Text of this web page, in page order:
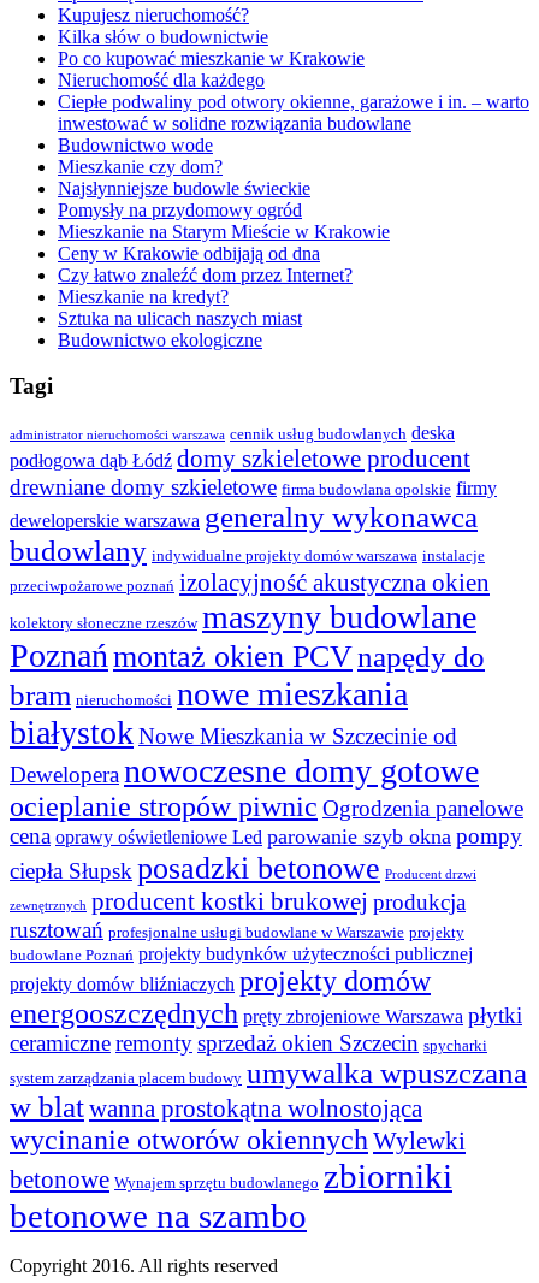
Kupujesz nieruchomość?
Kilka słów o budownictwie
Po co kupować mieszkanie w Krakowie
Nieruchomość dla każdego
Ciepłe podwaliny pod otwory okienne, garażowe i in. – warto
inwestować w solidne rozwiązania budowlane
Budownictwo wode
Mieszkanie czy dom?
Najsłynniejsze budowle świeckie
Pomysły na przydomowy ogród
Mieszkanie na Starym Mieście w Krakowie
Ceny w Krakowie odbijają od dna
Czy łatwo znaleźć dom przez Internet?
Mieszkanie na kredyt?
Sztuka na ulicach naszych miast
Budownictwo ekologiczne
Tagi
administrator nieruchomości warszawa cennik usług budowlanych deska
podłogowa dąb Łódź domy szkieletowe producent
drewniane domy szkieletowe firma budowlana opolskie firmy
deweloperskie warszawa generalny wykonawca
budowlany indywidualne projekty domów warszawa instalacje
przeciwpożarowe poznań izolacyjność akustyczna okien
kolektory słoneczne rzeszów maszyny budowlane
Poznań montaż okien PCVnapędy do
bram nieruchomości nowe mieszkania
białystokNowe Mieszkania w Szczecinie od
Deweloperanowoczesne domy gotowe
ocieplanie stropów piwnic Ogrodzenia panelowe
cena oprawy oświetleniowe Led parowanie szyb okna pompy
ciepła Słupsk posadzki betonowe Producent drzwi
zewnętrznych producent kostki brukowej produkcja
rusztowań profesjonalne usługi budowlane w Warszawie projekty
budowlane Poznań projekty budynków użyteczności publicznej
projekty domów bliźniaczych projekty domów
energooszczędnych pręty zbrojeniowe Warszawa płytki
ceramiczneremontysprzedaż okien Szczecin spycharki
system zarządzania placem budowy umywalka wpuszczana
w blatwanna prostokątna wolnostojąca
wycinanie otworów okiennych Wylewki
betonowe Wynajem sprzętu budowlanego zbiorniki
betonowe na szambo
Copyright 2016. All rights reserved